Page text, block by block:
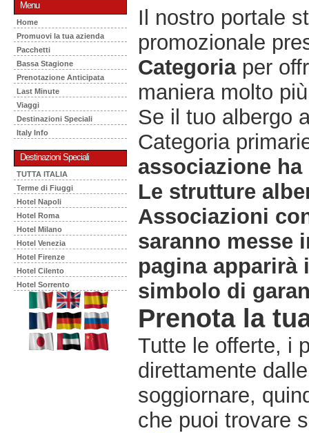
Menu
Home
Promuovi la tua azienda
Pacchetti
Bassa Stagione
Prenotazione Anticipata
Last Minute
Viaggi
Destinazioni Speciali
Italy Info
Destinazioni Speciali
TUTTA ITALIA
Terme di Fiuggi
Hotel Napoli
Hotel Roma
Hotel Milano
Hotel Venezia
Hotel Firenze
Hotel Cilento
Hotel Sorrento
Il nostro portale
promozionale
Categoriaper
maniera molto
Se il tuo albergo
Categoria
associazione
Le strutture
Associazioni
saranno messe
pagina apparirà
simbolo di
Prenota la
Tutte le offerte, i
direttamente
soggiornare,
che puoi trovare